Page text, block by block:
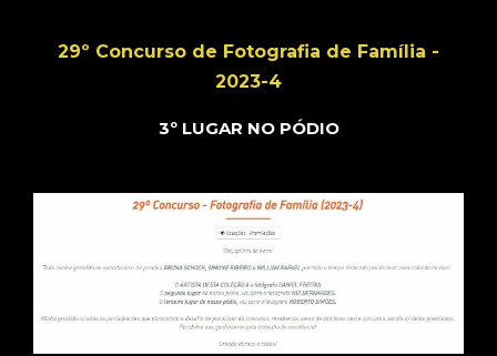
29º Concurso de Fotografia de Família -
2023-4
3º LUGAR NO PÓDIO